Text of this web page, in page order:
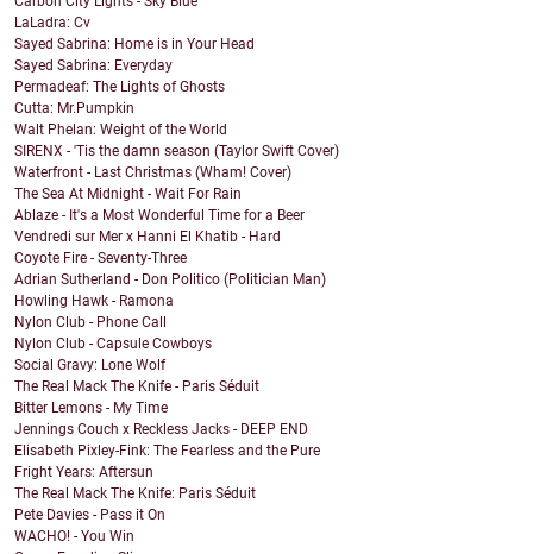
LaLadra: Cv
Sayed Sabrina: Home is in Your Head
Sayed Sabrina: Everyday
Permadeaf: The Lights of Ghosts
Cutta: Mr.Pumpkin
Walt Phelan: Weight of the World
SIRENX - 'Tis the damn season (Taylor Swift Cover)
Waterfront - Last Christmas (Wham! Cover)
The Sea At Midnight - Wait For Rain
Ablaze - It's a Most Wonderful Time for a Beer
Vendredi sur Mer x Hanni El Khatib - Hard
Coyote Fire - Seventy-Three
Adrian Sutherland - Don Politico (Politician Man)
Howling Hawk - Ramona
Nylon Club - Phone Call
Nylon Club - Capsule Cowboys
Social Gravy: Lone Wolf
The Real Mack The Knife - Paris Séduit
Bitter Lemons - My Time
Jennings Couch x Reckless Jacks - DEEP END
Elisabeth Pixley-Fink: The Fearless and the Pure
Fright Years: Aftersun
The Real Mack The Knife: Paris Séduit
Pete Davies - Pass it On
WACHO! - You Win